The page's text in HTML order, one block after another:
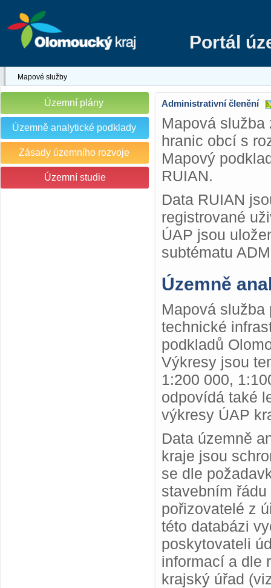
Portál
Mapové služby
Územní plány
Územně analytické podklady
Zásady územního rozvoje
Územní studie
Administrativní členění
Mapová
hranic obcí s
Mapový
RUIAN.
Data RUIAN
registrované
ÚAP jsou
subtématu
Územně
Mapová
technické
podkladů
Výkresy jsou
1:200 000,
odpovídá také
výkresy ÚAP
Data územně
kraje jsou
se dle
stavebním
pořizovatelé z
této databázi
poskytovateli
informací a dle
krajský úřad